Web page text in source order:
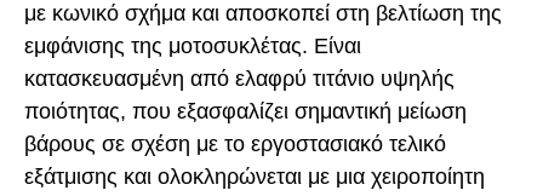
με κωνικό σχήμα και αποσκοπεί στη βελτίωση της
εμφάνισης της μοτοσυκλέτας. Είναι
κατασκευασμένη από ελαφρύ τιτάνιο υψηλής
ποιότητας, που εξασφαλίζει σημαντική μείωση
βάρους σε σχέση με το εργοστασιακό τελικό
εξάτμισης και ολοκληρώνεται με μια χειροποίητη